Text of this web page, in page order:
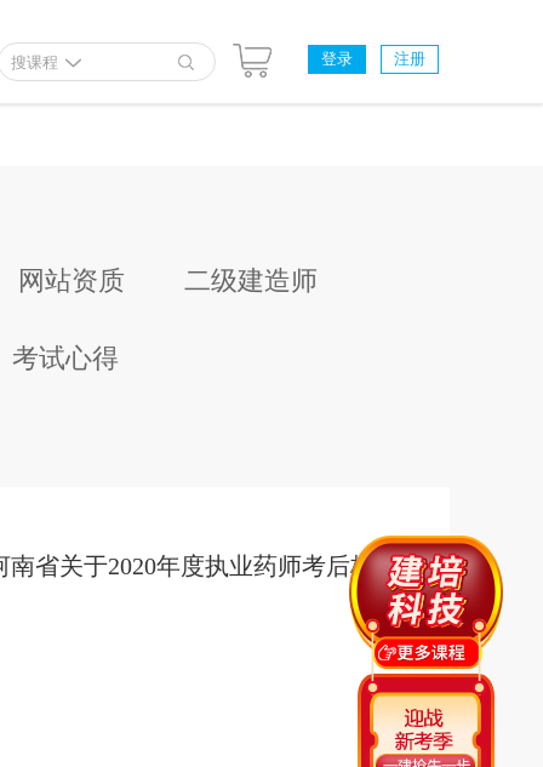
搜课程 登录 注册
网站资质 二级建造师
考试心得
河南省关于2020年度执业药师考后核查的几点提醒